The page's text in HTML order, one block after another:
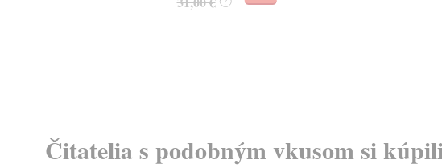
Čitatelia s podobným vkusom si